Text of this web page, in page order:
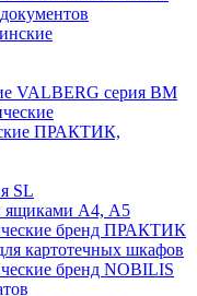
VALBERG серия BM
ПРАКТИК,
SL
ящиками А4, А5
бренд ПРАКТИК
картотечных шкафов
бренд NOBILIS